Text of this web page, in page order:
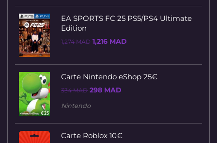
588 MAD.481 MAD.
EA SPORTS FC 25 PS5/PS4 Ultimate
Edition
1,274MAD Le
était :
1,216 MAD
est :
Carte Nintendo eShop 25€
334MAD Le
initial
298 MAD
Nintendo
Carte Roblox 10€